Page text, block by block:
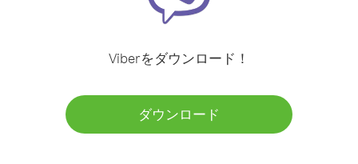
Viberをダウンロード！
ダウンロード